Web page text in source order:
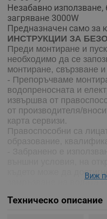
Незабавно използване,
загряване 3000W
Предназначен само за
ИНСТРУКЦИИ ЗА
Преди монтиране и
необходимо да се
монтиране, свързване
- Препоръчваме
водопреносната и
извършва от
от производителя/
карта сервизи.
Правоспособни са
образование,
където може да
замръзване на водата
- В случай, че в уреда
Виж
Техническо описание